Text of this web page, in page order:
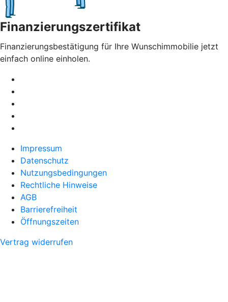
Finanzierungszertifikat
Finanzierungsbestätigung für Ihre Wunschimmobilie jetzt
einfach online einholen.
Impressum
Datenschutz
Nutzungsbedingungen
Rechtliche Hinweise
AGB
Barrierefreiheit
Öffnungszeiten
Vertrag widerrufen